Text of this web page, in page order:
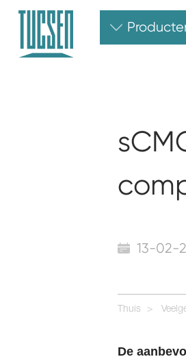
13-02-
Thuis
De